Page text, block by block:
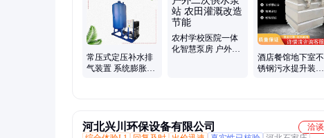
常压式定压补水排
气装置 系统膨胀罐
农村学校医院一体
化智慧泵房 户外二
酒店餐馆地下室不
锈钢污水提升装置
河北兴川环保设备有限公司
洽谈